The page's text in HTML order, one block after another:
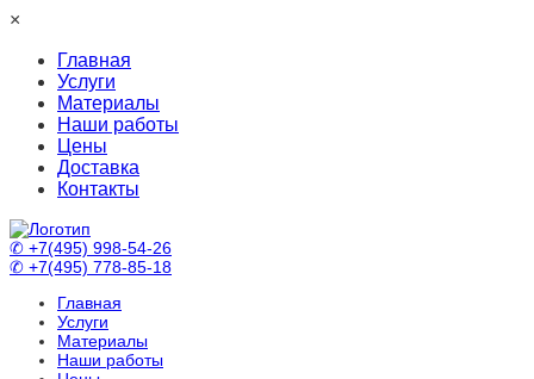
×
Главная
Услуги
Материалы
Наши работы
Цены
Доставка
Контакты
✆ +7(495) 998-54-26
✆ +7(495) 778-85-18
Главная
Услуги
Материалы
Наши работы